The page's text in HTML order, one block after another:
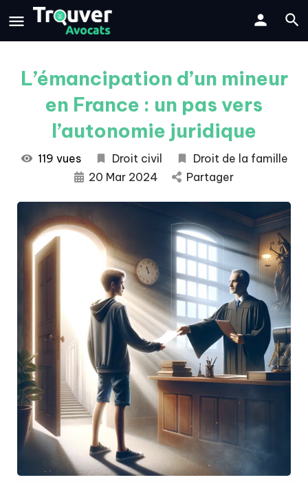
L’émancipation d’un mineur
en France : un pas vers
l’autonomie juridique
119 vues Droit civil
Droit de la famille
20 Mar 2024
Partager